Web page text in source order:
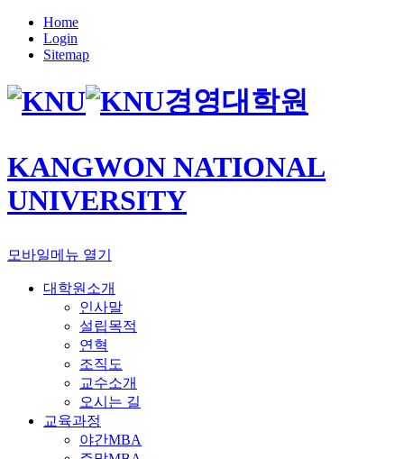
Home
Login
Sitemap
경영대학원
KANGWON NATIONAL
UNIVERSITY
모바일메뉴 열기
대학원소개
인사말
설립목적
연혁
조직도
교수소개
오시는 길
교육과정
야간MBA